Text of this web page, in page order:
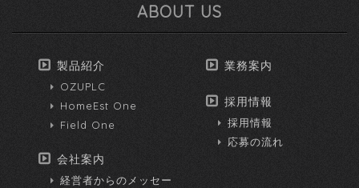
ABOUT US
製品紹介
OZUPLC
HomeEst One
Field One
会社案内
経営者からのメッセー
業務案内
採用情報
採用情報
応募の流れ